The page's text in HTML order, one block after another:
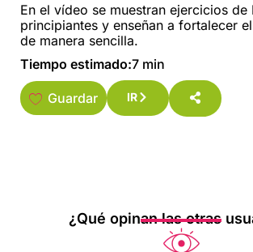
En el vídeo se muestran ejercicios de
principiantes y enseñan a fortalecer
de manera sencilla.
Tiempo estimado:7 min
Guardar IR
¿Qué opinan las otras